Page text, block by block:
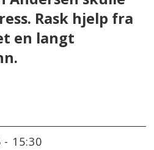
Rask hjelp fra
en langt
- 15:30